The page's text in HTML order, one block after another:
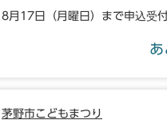
8月17日（月曜日）まで申込受付
あ
茅野市こどもまつり